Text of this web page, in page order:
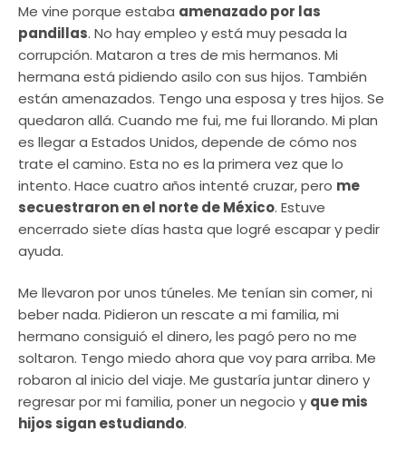
Me vine porque estaba amenazado por las
pandillas. No hay empleo y está muy pesada la
corrupción. Mataron a tres de mis hermanos. Mi
hermana está pidiendo asilo con sus hijos. También
están amenazados. Tengo una esposa y tres hijos. Se
quedaron allá. Cuando me fui, me fui llorando. Mi plan
es llegar a Estados Unidos, depende de cómo nos
trate el camino. Esta no es la primera vez que lo
intento. Hace cuatro años intenté cruzar, pero me
secuestraron en el norte de México. Estuve
encerrado siete días hasta que logré escapar y pedir
ayuda.
Me llevaron por unos túneles. Me tenían sin comer, ni
beber nada. Pidieron un rescate a mi familia, mi
hermano consiguió el dinero, les pagó pero no me
soltaron. Tengo miedo ahora que voy para arriba. Me
robaron al inicio del viaje. Me gustaría juntar dinero y
regresar por mi familia, poner un negocio y que mis
hijos sigan estudiando.